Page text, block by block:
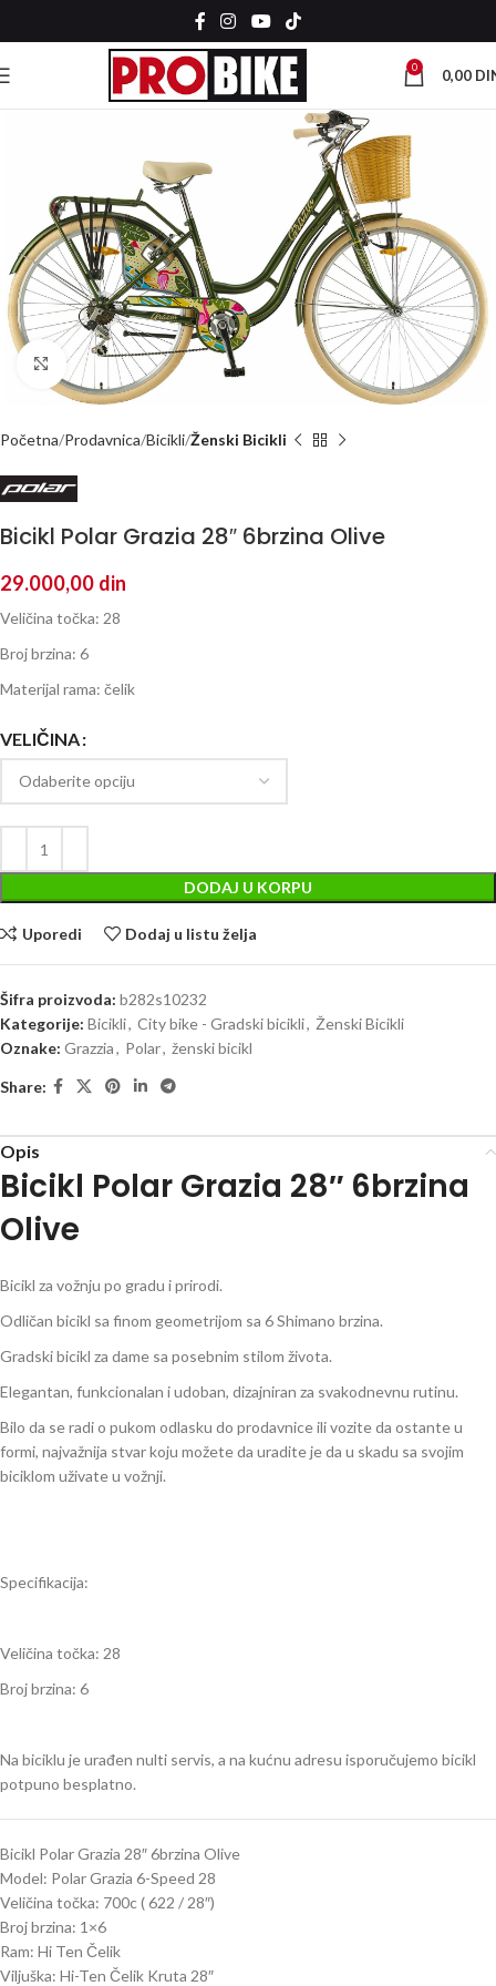
0 0,00
Kliknite za uvećanje
Početna Prodavnica Bicikli Ženski Bicikli
Bicikl Polar Grazia 28″ 6brzina Olive
29.000,00 din
Veličina točka: 28
Broj brzina: 6
Materijal rama: čelik
VELIČINA
DODAJ U KORPU
Uporedi Dodaj u listu želja
Šifra proizvoda: b282s10232
Kategorije: Bicikli, City bike - Gradski bicikli, Ženski Bicikli
Oznake: Grazzia, Polar, ženski bicikl
Share:
Opis
Bicikl Polar Grazia 28″ 6brzina
Olive
Bicikl za vožnju po gradu i prirodi.
Odličan bicikl sa finom geometrijom sa 6 Shimano brzina.
Gradski bicikl za dame sa posebnim stilom života.
Elegantan, funkcionalan i udoban, dizajniran za svakodnevnu rutinu.
Bilo da se radi o pukom odlasku do prodavnice ili vozite da ostante u
formi, najvažnija stvar koju možete da uradite je da u skadu sa svojim
biciklom uživate u vožnji.
Specifikacija:
Veličina točka: 28
Broj brzina: 6
Na biciklu je urađen nulti servis, a na kućnu adresu isporučujemo bicikl
potpuno besplatno.
Bicikl Polar Grazia 28″ 6brzina Olive
Model: Polar Grazia 6-Speed 28
Veličina točka: 700c ( 622 / 28″)
Broj brzina: 1×6
Ram: Hi Ten Čelik
Viljuška: Hi-Ten Čelik Kruta 28″